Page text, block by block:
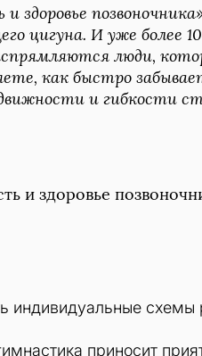
здоровье
цигуна. И уже более
люди,
как быстро
и гибкости
и здоровье
индивидуальные схемы
приносит